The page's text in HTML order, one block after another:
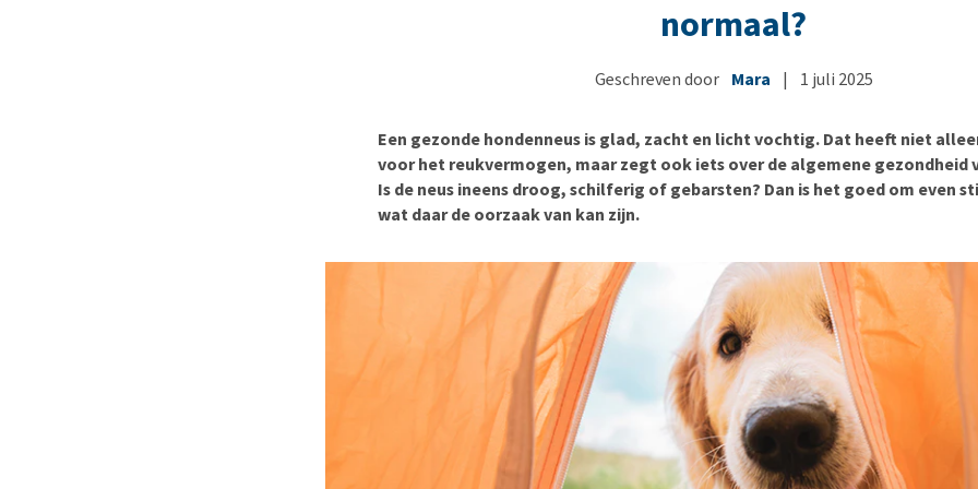
Bekijk alles
Op reis en onderweg
Bekijk alles
Bekijk alles
normaal?
Geschreven door Mara | 1 juli 2025
Een gezonde hondenneus is glad, zacht en licht vochtig. Dat heeft niet
voor het reukvermogen, maar zegt ook iets over de algemene gezondheid
Is de neus ineens droog, schilferig of gebarsten? Dan is het goed om even
wat daar de oorzaak van kan zijn.